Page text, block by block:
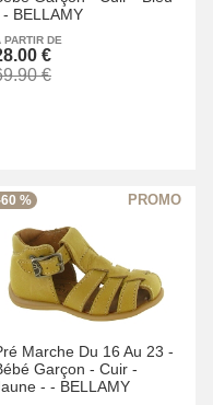
- BELLAMY
PARTIR DE
€
€
%
Marche Du 16 Au 23 -
Garçon - Cuir -
- - BELLAMY